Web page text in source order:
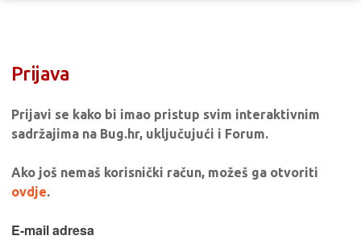
Prijava
Prijavi se kako bi imao pristup svim interaktivnim
sadržajima na Bug.hr, uključujući i Forum.
Ako još nemaš korisnički račun, možeš ga otvoriti
ovdje.
E-mail adresa